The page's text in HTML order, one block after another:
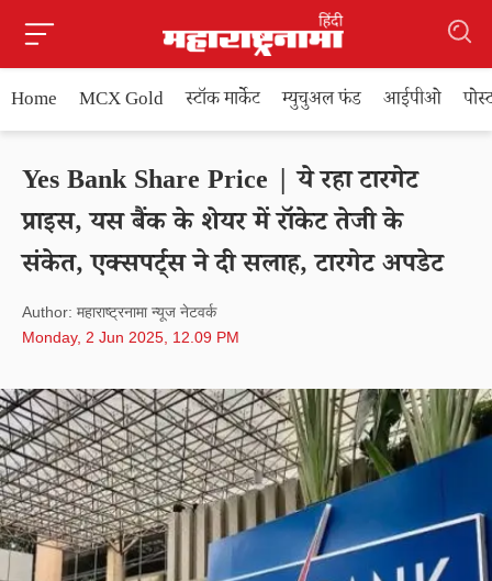
Home MCX Gold स्टॉक मार्केट म्युचुअल फंड आईपीओ
Yes Bank Share Price | ये रहा टारगेट
प्राइस, यस बैंक के शेयर में रॉकेट तेजी के
संकेत, एक्सपर्ट्स ने दी सलाह, टारगेट अपडेट
Author: महाराष्ट्रनामा न्यूज नेटवर्क
Monday, 2 Jun 2025, 12.09 PM